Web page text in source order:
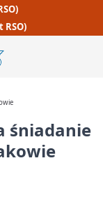
śniadanie